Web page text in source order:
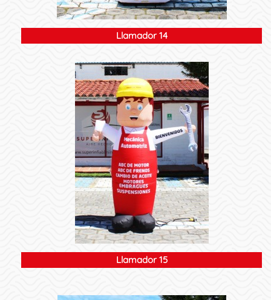
Llamador 14
Llamador 15